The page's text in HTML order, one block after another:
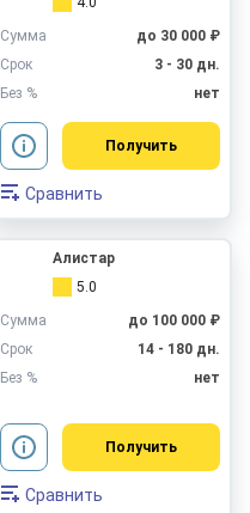
Сумма
до 30 000 ₽
Срок
3 - 30 дн.
Без %
нет
Получить
Сравнить
Алистар
5.0
Сумма
до 100 000 ₽
Срок
14 - 180 дн.
Без %
нет
Получить
Сравнить